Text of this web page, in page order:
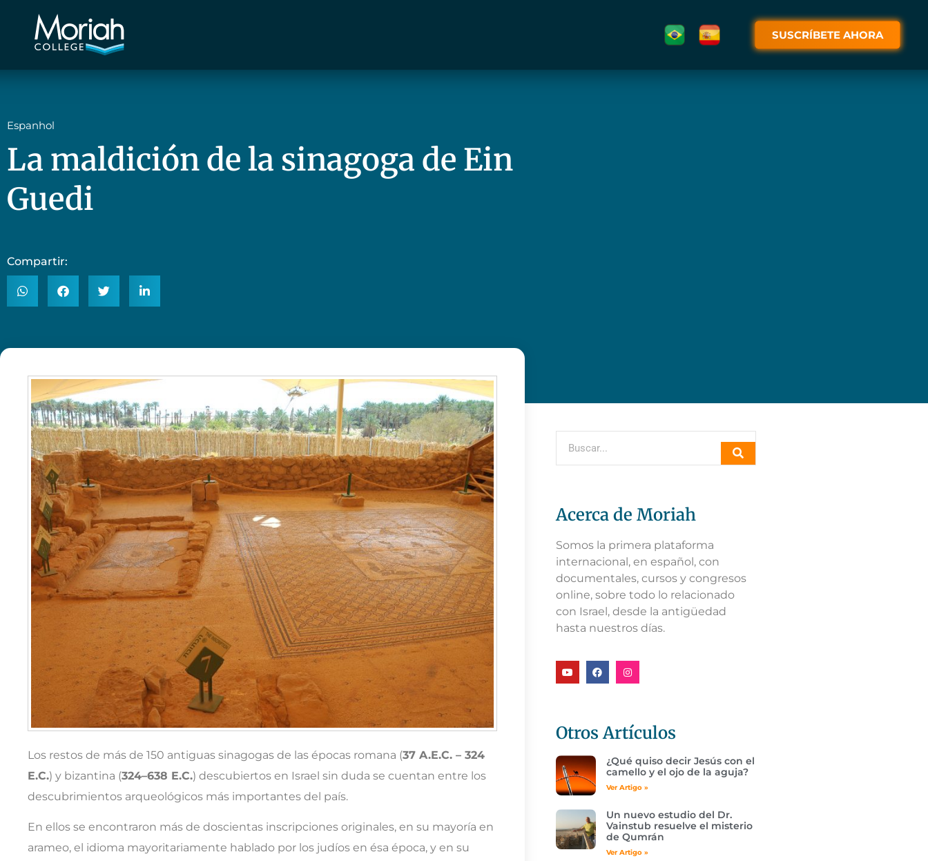
SUSCRÍBETE AHORA
Espanhol
La maldición de la sinagoga de Ein
Guedi
Compartir:
Los restos de más de 150 antiguas sinagogas de las épocas romana (37 A.E.C. – 324
E.C.) y bizantina (324–638 E.C.) descubiertos en Israel sin duda se cuentan entre los
descubrimientos arqueológicos más importantes del país.
En ellos se encontraron más de doscientas inscripciones originales, en su mayoría en
arameo, el idioma mayoritariamente hablado por los judíos en ésa época, y en su
Acerca de Moriah
Somos la primera plataforma
internacional, en español, con
documentales, cursos y congresos
online, sobre todo lo relacionado
con Israel, desde la antigüedad
hasta nuestros días.
Otros Artículos
¿Qué quiso decir Jesús con el
camello y el ojo de la aguja?
Ver Artigo »
Un nuevo estudio del Dr.
Vainstub resuelve el misterio
de Qumrán
Ver Artigo »